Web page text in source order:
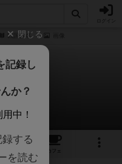
戦国大名
カフェ
閉じる
記録し
か？
中！
する
を読む